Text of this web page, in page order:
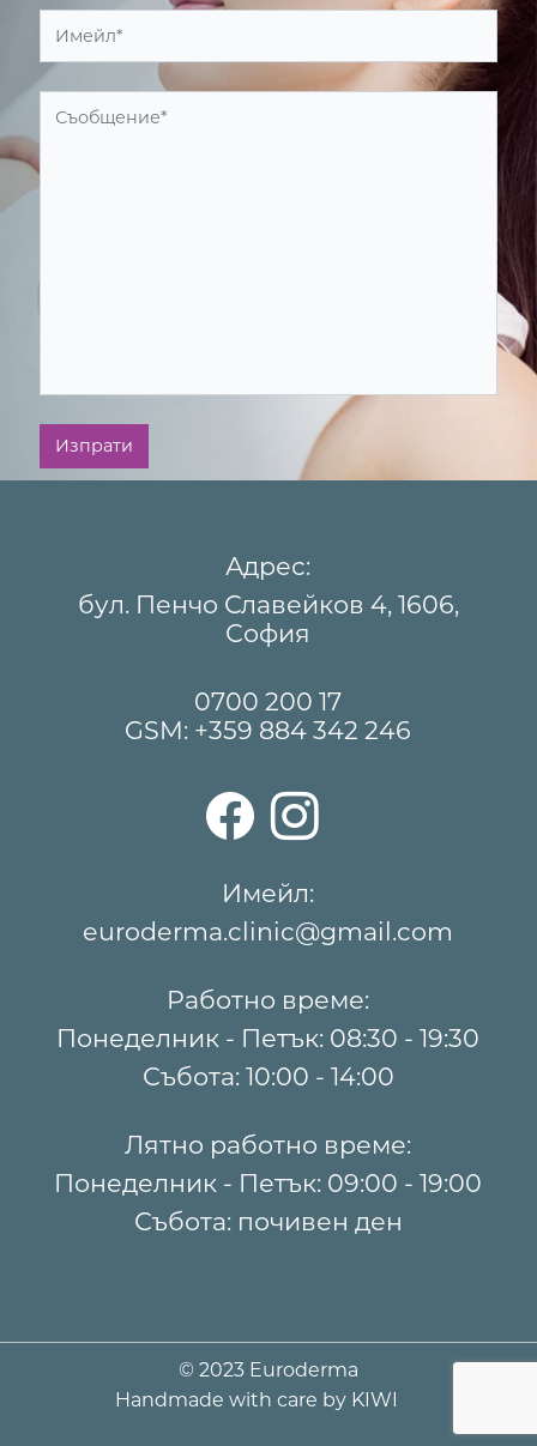
Изпрати
Адрес:
бул. Пенчо Славейков 4, 1606,
София
0700 200 17
GSM: +359 884 342 246
Имейл:
euroderma.clinic@gmail.com
Работно време:
Понеделник - Петък: 08:30 - 19:30
Събота: 10:00 - 14:00
Лятно работно време:
Понеделник - Петък: 09:00 - 19:00
Събота: почивен ден
© 2023 Euroderma
Handmade with care by KIWI